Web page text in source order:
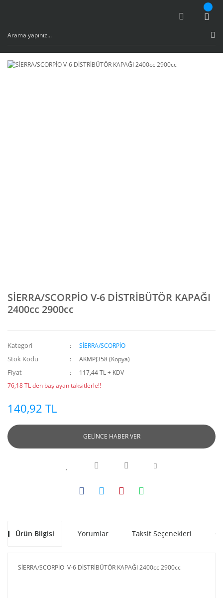
SİERRA/SCORPİO V-6 DİSTRİBÜTÖR KAPAĞI
2400cc 2900cc
Kategori SİERRA/SCORPİO
Stok Kodu AKMPJ358 (Kopya)
Fiyat
117,44 TL + KDV
76,18 TL den başlayan taksitlerle!!
140,92 TL
GELİNCE HABER VER
Ürün Bilgisi Yorumlar Taksit Seçenekleri
SİERRA/SCORPİO V-6 DİSTRİBÜTÖR KAPAĞI 2400cc 2900cc